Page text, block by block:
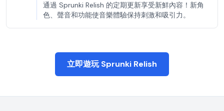
通過 Sprunki Relish 的定期更新享受新鮮內容！新角
色、聲音和功能使音樂體驗保持刺激和吸引力。
立即遊玩 Sprunki Relish